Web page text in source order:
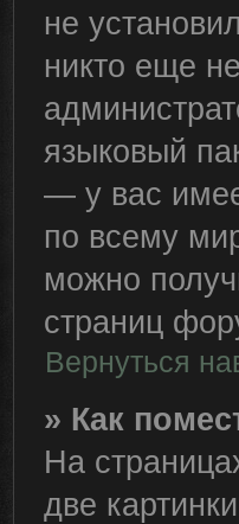
не
никто еще
языковый
— у вас
по всему
можно
страниц
Вернуться
» Как
На
две